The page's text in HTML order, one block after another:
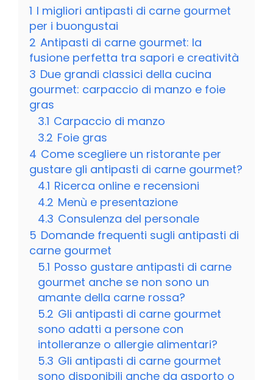
1 I migliori antipasti di carne gourmet
per i buongustai
2 Antipasti di carne gourmet: la
fusione perfetta tra sapori e creatività
3 Due grandi classici della cucina
gourmet: carpaccio di manzo e foie
gras
3.1 Carpaccio di manzo
3.2 Foie gras
4 Come scegliere un ristorante per
gustare gli antipasti di carne gourmet?
4.1 Ricerca online e recensioni
4.2 Menù e presentazione
4.3 Consulenza del personale
5 Domande frequenti sugli antipasti di
carne gourmet
5.1 Posso gustare antipasti di carne
gourmet anche se non sono un
amante della carne rossa?
5.2 Gli antipasti di carne gourmet
sono adatti a persone con
intolleranze o allergie alimentari?
5.3 Gli antipasti di carne gourmet
sono disponibili anche da asporto o